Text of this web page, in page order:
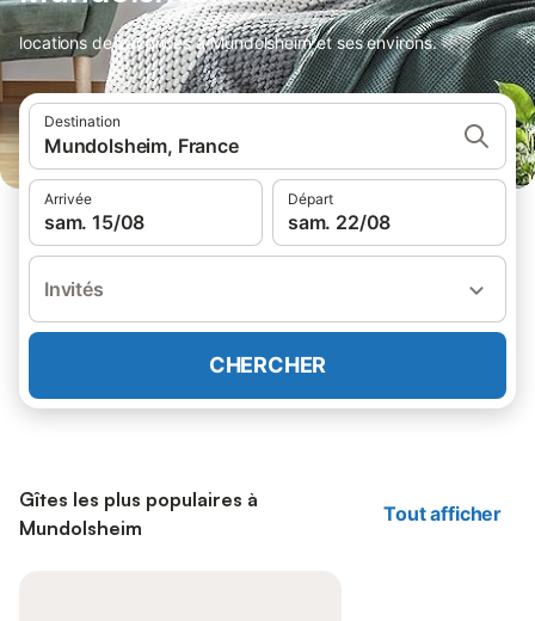
locations de vacances à Mundolsheim et ses environs.
Destination
Mundolsheim, France
Arrivée
sam. 15/08
Départ
sam. 22/08
Invités
CHERCHER
Gîtes les plus populaires à
Mundolsheim
Tout afficher